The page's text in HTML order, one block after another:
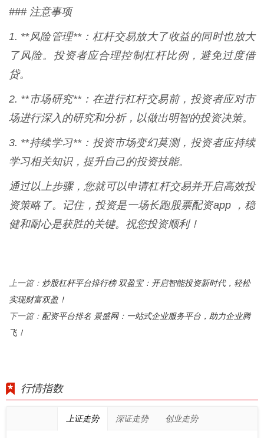
### 注意事项
1. **风险管理**：杠杆交易放大了收益的同时也放大
了风险。投资者应合理控制杠杆比例，避免过度借
贷。
2. **市场研究**：在进行杠杆交易前，投资者应对市
场进行深入的研究和分析，以做出明智的投资决策。
3. **持续学习**：投资市场变幻莫测，投资者应持续
学习相关知识，提升自己的投资技能。
通过以上步骤，您就可以申请杠杆交易并开启高效投
资策略了。记住，投资是一场长跑股票配资app ，稳
健和耐心是获胜的关键。祝您投资顺利！
上一篇： 炒股杠杆平台排行榜 双盈宝：开启智能投资新时代，轻松
实现财富双盈！
下一篇： 配资平台排名 景盛网：一站式企业服务平台，助力企业腾
飞！
行情指数
上证走势 深证走势 创业走势